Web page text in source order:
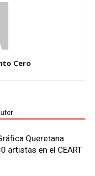
Cero
Queretana
artistas en el CEART